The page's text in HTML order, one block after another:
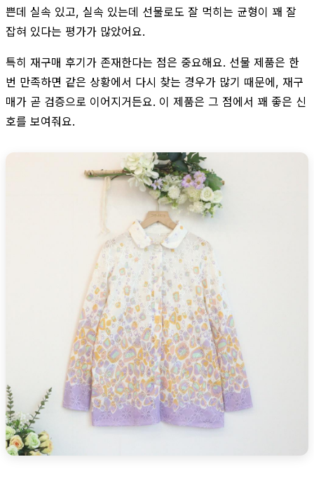
쁜데 실속 있고, 실속 있는데 선물로도 잘 먹히는 균형이 꽤 잘
잡혀 있다는 평가가 많았어요.
특히 재구매 후기가 존재한다는 점은 중요해요. 선물 제품은 한
번 만족하면 같은 상황에서 다시 찾는 경우가 많기 때문에, 재구
매가 곧 검증으로 이어지거든요. 이 제품은 그 점에서 꽤 좋은 신
호를 보여줘요.